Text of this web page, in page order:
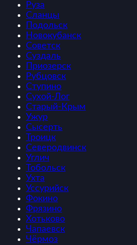
Руза
Сланцы
Подольск
Новокубанск
Советск
Суздаль
Приозерск
Рубцовск
Ступино
Сухой-Лог
Старый-Крым
Ужур
Сысерть
Троицк
Северодвинск
Углич
Тобольск
Ухта
Уссурийск
Фокино
Фрязино
Хотьково
Чапаевск
Чёрмоз